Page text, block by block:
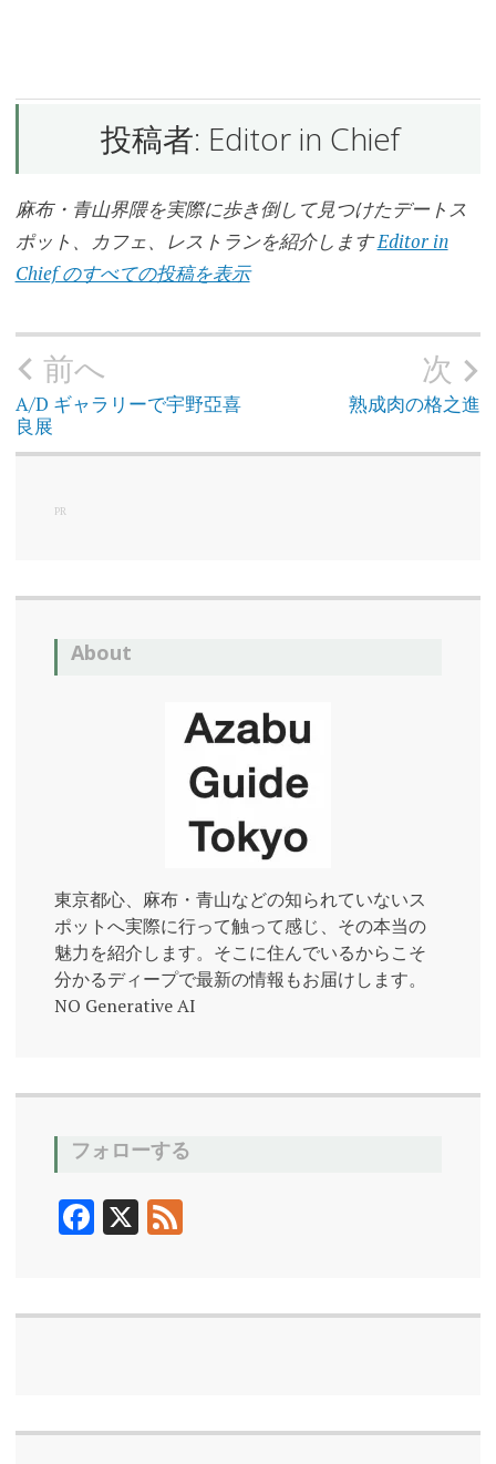
投稿者: Editor in Chief
麻布・青山界隈を実際に歩き倒して見つけたデートス
ポット、カフェ、レストランを紹介しますEditor in
Chief のすべての投稿を表示
稿
ビ
ゲ
ー
シ
ョ
前へ
A/D ギャラリーで宇野亞喜
良展
次
熟成肉の格之進
PR
About
東京都心、麻布・青山などの知られていないス
ポットへ実際に行って触って感じ、その本当の
魅力を紹介します。そこに住んでいるからこそ
分かるディープで最新の情報もお届けします。
NO Generative AI
フォローする
F
b
k
X F